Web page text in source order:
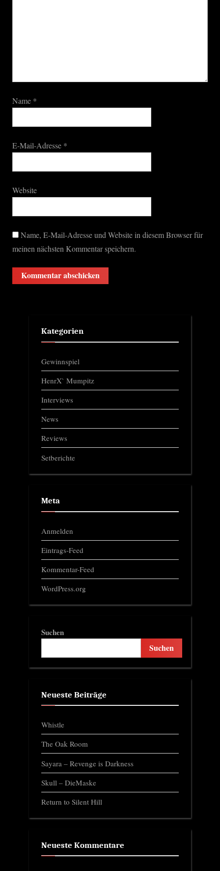
Name *
E-Mail-Adresse *
Website
Name, E-Mail-Adresse und Website in diesem Browser für
meinen nächsten Kommentar speichern.
Kategorien
Gewinnspiel
HenrX` Mumpitz
Interviews
News
Reviews
Setberichte
Meta
Anmelden
Eintrags-Feed
Kommentar-Feed
WordPress.org
Suchen
Suchen
Neueste Beiträge
Whistle
The Oak Room
Sayara – Revenge is Darkness
Skull – DieMaske
Return to Silent Hill
Neueste Kommentare